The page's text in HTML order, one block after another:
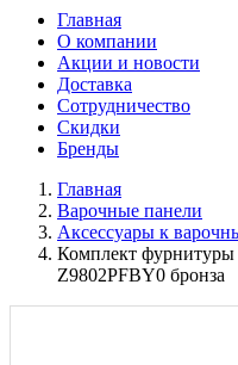
Главная
О компании
Акции и новости
Доставка
Сотрудничество
Скидки
Бренды
Главная
Варочные панели
Аксессуары к
Комплект
Z9802PFBY0 бронза